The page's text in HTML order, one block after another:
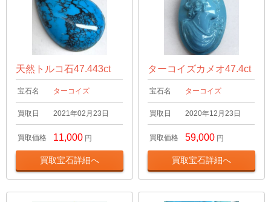
天然トルコ石47.443ct
宝石名 ターコイズ
買取日 2021年02月23日
買取価格 11,000 円
買取宝石詳細へ
ターコイズカメオ47.4ct
宝石名 ターコイズ
買取日 2020年12月23日
買取価格 59,000 円
買取宝石詳細へ